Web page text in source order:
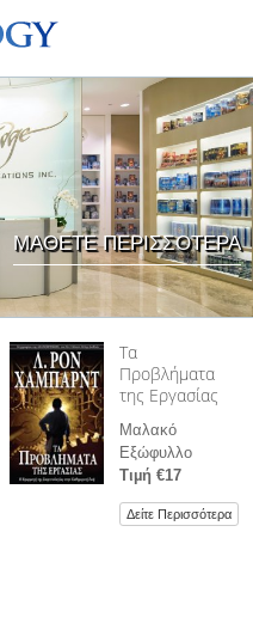
ΜΑΘΕΤΕ ΠΕΡΙΣΣΟΤΕΡΑ
Τα
Προβλήµατα
της Εργασίας
Μαλακό
Εξώφυλλο
Τιµή €17
Δείτε Περισσότερα